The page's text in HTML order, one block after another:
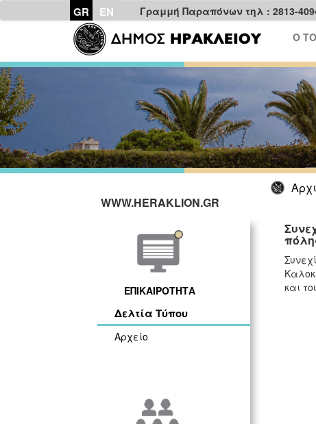
GR EN Γραμμή Παραπόνων τηλ : 2813-
Ο
WWW.HERAKLION.GR
ΕΠΙΚΑΙΡΟΤΗΤΑ
Δελτία Τύπου
Αρχείο
και